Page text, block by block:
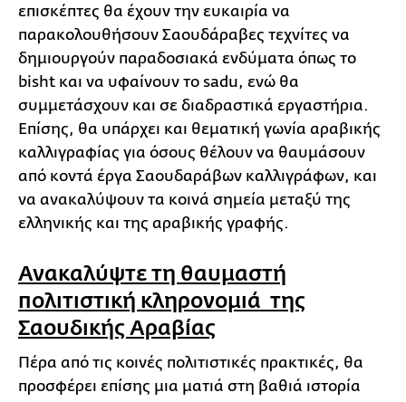
επισκέπτες θα έχουν την ευκαιρία να
παρακολουθήσουν Σαουδάραβες τεχνίτες να
δημιουργούν παραδοσιακά ενδύματα όπως το
bisht και να υφαίνουν το sadu, ενώ θα
συμμετάσχουν και σε διαδραστικά εργαστήρια.
Επίσης, θα υπάρχει και θεματική γωνία αραβικής
καλλιγραφίας για όσους θέλουν να θαυμάσουν
από κοντά έργα Σαουδαράβων καλλιγράφων, και
να ανακαλύψουν τα κοινά σημεία μεταξύ της
ελληνικής και της αραβικής γραφής.
Ανακαλύψτε τη θαυμαστή
πολιτιστική κληρονομιά της
Σαουδικής Αραβίας
Πέρα από τις κοινές πολιτιστικές πρακτικές, θα
προσφέρει επίσης μια ματιά στη βαθιά ιστορία